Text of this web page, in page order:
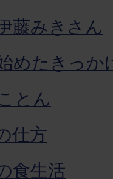
藤みきさん
めたきっか
とん
仕方
食生活